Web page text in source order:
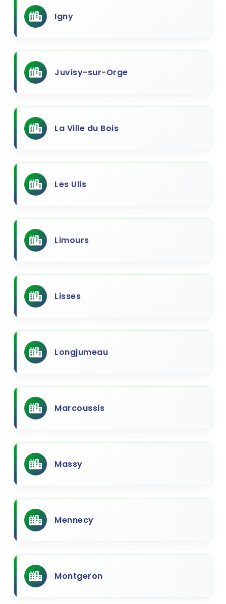
Igny
Juvisy-sur-Orge
La Ville du Bois
Les Ulis
Limours
Lisses
Longjumeau
Marcoussis
Massy
Mennecy
Montgeron